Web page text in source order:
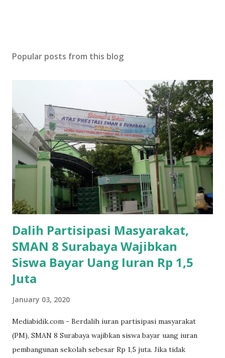
Popular posts from this blog
Dalih Partisipasi Masyarakat,
SMAN 8 Surabaya Wajibkan
Siswa Bayar Uang Iuran Rp 1,5
Juta
January 03, 2020
Mediabidik.com - Berdalih iuran partisipasi masyarakat
(PM), SMAN 8 Surabaya wajibkan siswa bayar uang iuran
pembangunan sekolah sebesar Rp 1,5 juta. Jika tidak